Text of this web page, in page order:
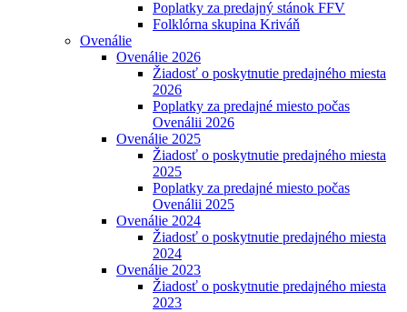
Poplatky za predajný stánok FFV
Folklórna skupina Kriváň
Ovenálie
Ovenálie 2026
Žiadosť o poskytnutie predajného miesta
2026
Poplatky za predajné miesto počas
Ovenálii 2026
Ovenálie 2025
Žiadosť o poskytnutie predajného miesta
2025
Poplatky za predajné miesto počas
Ovenálii 2025
Ovenálie 2024
Žiadosť o poskytnutie predajného miesta
2024
Ovenálie 2023
Žiadosť o poskytnutie predajného miesta
2023